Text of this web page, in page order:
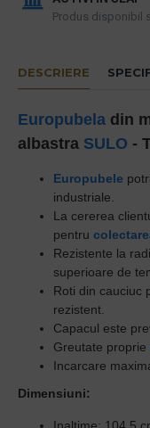
Produs disponibil
DESCRIERE
Europubela din
albastra SULO -
Europubele
industriale.
La cererea
pentru
Rezistente la
superioare de
Roti din cauciuc
rezistent.
Capacul este
Greutate proprie
Incarcare
Dimensiuni: